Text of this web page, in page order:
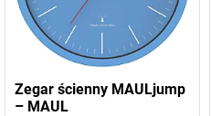
Zegar ścienny MAULjump
– MAUL